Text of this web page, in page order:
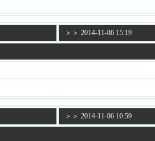
＞＞ 2014-11-06 15:19
＞＞ 2014-11-06 10:59